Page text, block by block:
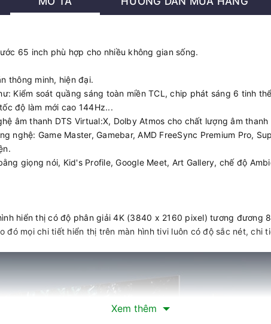
65 inch phù hợp cho nhiều không gian sống.
thông minh, hiện đại.
Kiểm soát quầng sáng toàn miền TCL, chip phát sáng 6 tinh
độ làm mới cao 144Hz...
âm thanh DTS Virtual:X, Dolby Atmos cho chất lượng âm
nghệ: Game Master, Gamebar, AMD FreeSync Premium Pro,
giọng nói, Kid's Profile, Google Meet, Art Gallery, chế độ
hiển thị có độ phân giải 4K (3840 x 2160 pixel) tương đương
đó mọi chi tiết hiển thị trên màn hình tivi luôn có độ sắc nét, chi
Xem thêm